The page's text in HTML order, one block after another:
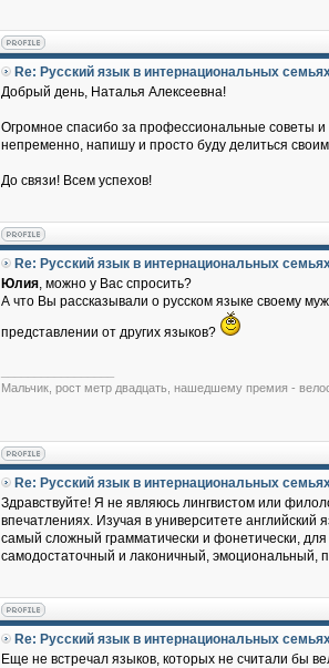
Re: Русский язык в интернациональных
Добрый день, Наталья Алексеевна!
Огромное спасибо за профессиональные советы
непременно, напишу и просто буду делиться
До связи! Всем успехов!
Re: Русский язык в интернациональных
Юлия, можно у Вас спросить?
А что Вы рассказывали о русском языке своему
представлении от других языков?
Мальчик, рост метр двадцать, нашедшему премия -
Re: Русский язык в интернациональных
Здравствуйте! Я не являюсь лингвистом или
впечатлениях. Изучая в университете английский
самый сложный грамматически и фонетически, для
самодостаточный и лаконичный, эмоциональный,
Re: Русский язык в интернациональных
Еще не встречал языков, которых не считали бы